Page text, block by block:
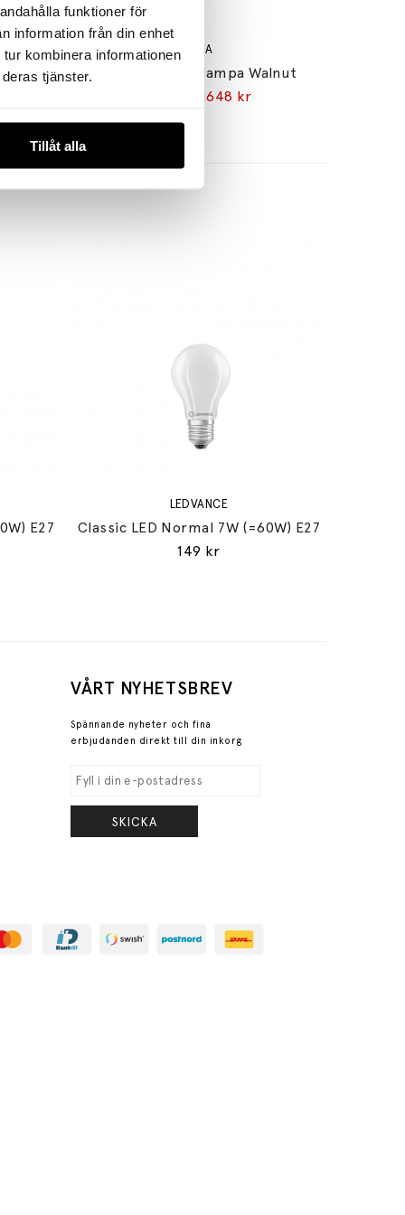
funktioner för
information från din enhet
kombinera informationen
tjänster.
Tillåt alla
Bower Pendel Medium Oyster White + Sphere IV LED Blub
TALA
Knuckle Bordslampa Walnut
1648 kr
E27
LEDVANCE
Classic LED Normal 7W (=60W) E27
149 kr
VÅRT NYHETSBREV
Spännande nyheter och fina
erbjudanden direkt till din inkorg
SKICKA